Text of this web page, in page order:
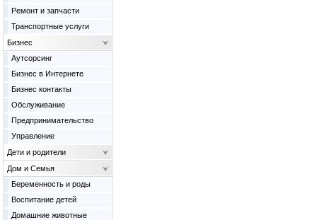
Ремонт и запчасти
Транспортные услуги
Бизнес
Аутсорсинг
Бизнес в Интернете
Бизнес контакты
Обслуживание
Предпринимательство
Управление
Дети и родители
Дом и Семья
Беременность и роды
Воспитание детей
Домашние животные